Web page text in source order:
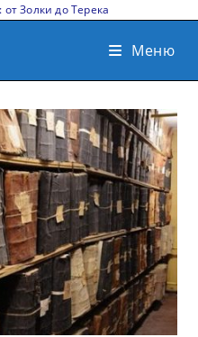
Золки до Терека
Меню